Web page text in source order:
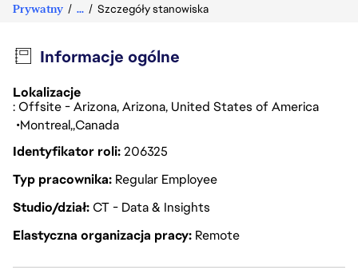
Prywatny ... Szczegóły stanowiska
Informacje ogólne
Lokalizacje
: Offsite - Arizona, Arizona, United States of America
Montreal Canada
Identyfikator roli206325
Typ pracownika Regular Employee
Studio/działCT - Data & Insights
Elastyczna organizacja pracy Remote